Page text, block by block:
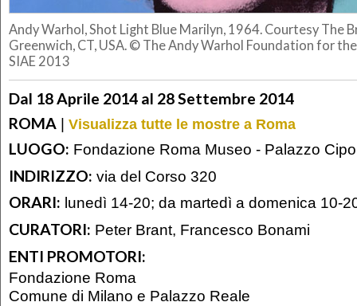
Andy Warhol, Shot Light Blue Marilyn, 1964. Courtesy The
Greenwich, CT, USA. © The Andy Warhol Foundation for
SIAE 2013
Dal 18 Aprile 2014 al 28 Settembre 2014
ROMA | Visualizza tutte le mostre a Roma
LUOGO: Fondazione Roma Museo - Palazzo
INDIRIZZO: via del Corso 320
ORARI: lunedì 14-20; da martedì a domenica 10-
CURATORI: Peter Brant, Francesco Bonami
ENTI PROMOTORI:
Fondazione Roma
Comune di Milano e Palazzo Reale